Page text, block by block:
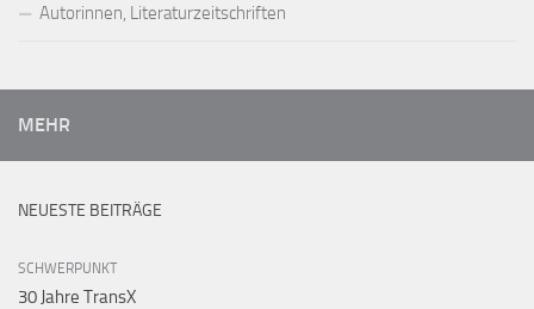
Autorinnen, Literaturzeitschriften
MEHR
NEUESTE BEITRÄGE
SCHWERPUNKT
30 Jahre TransX